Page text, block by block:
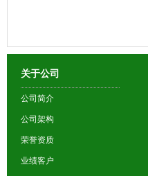
关于公司
公司简介
公司架构
荣誉资质
业绩客户